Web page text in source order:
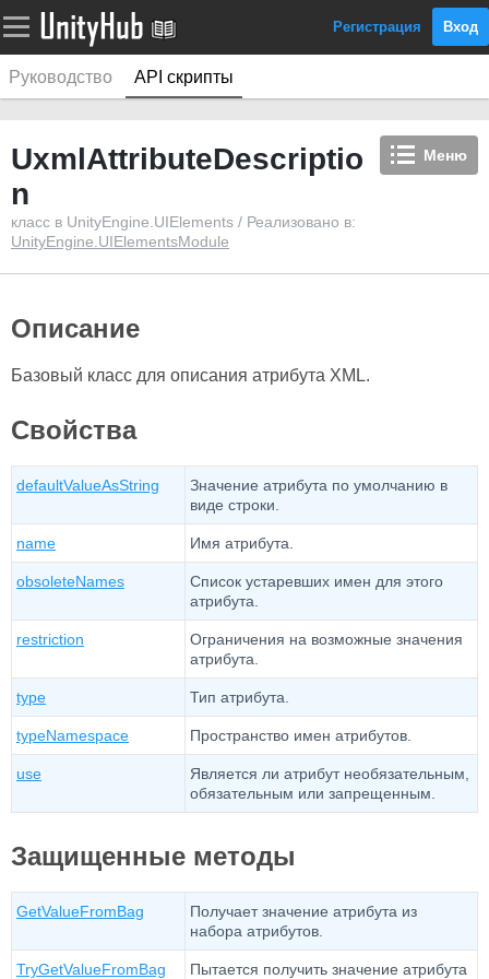
Регистрация Вход
Руководство API скрипты
Меню
UxmlAttributeDescriptio
n
класс в UnityEngine.UIElements / Реализовано в:
UnityEngine.UIElementsModule
Описание
Базовый класс для описания атрибута XML.
Свойства
defaultValueAsString
Значение атрибута по умолчанию в
виде строки.
name Имя атрибута.
obsoleteNames
Список устаревших имен для этого
атрибута.
restriction
Ограничения на возможные значения
атрибута.
type Тип атрибута.
typeNamespace Пространство имен атрибутов.
use
Является ли атрибут необязательным,
обязательным или запрещенным.
Защищенные методы
GetValueFromBag
Получает значение атрибута из
набора атрибутов.
TryGetValueFromBag Пытается получить значение атрибута